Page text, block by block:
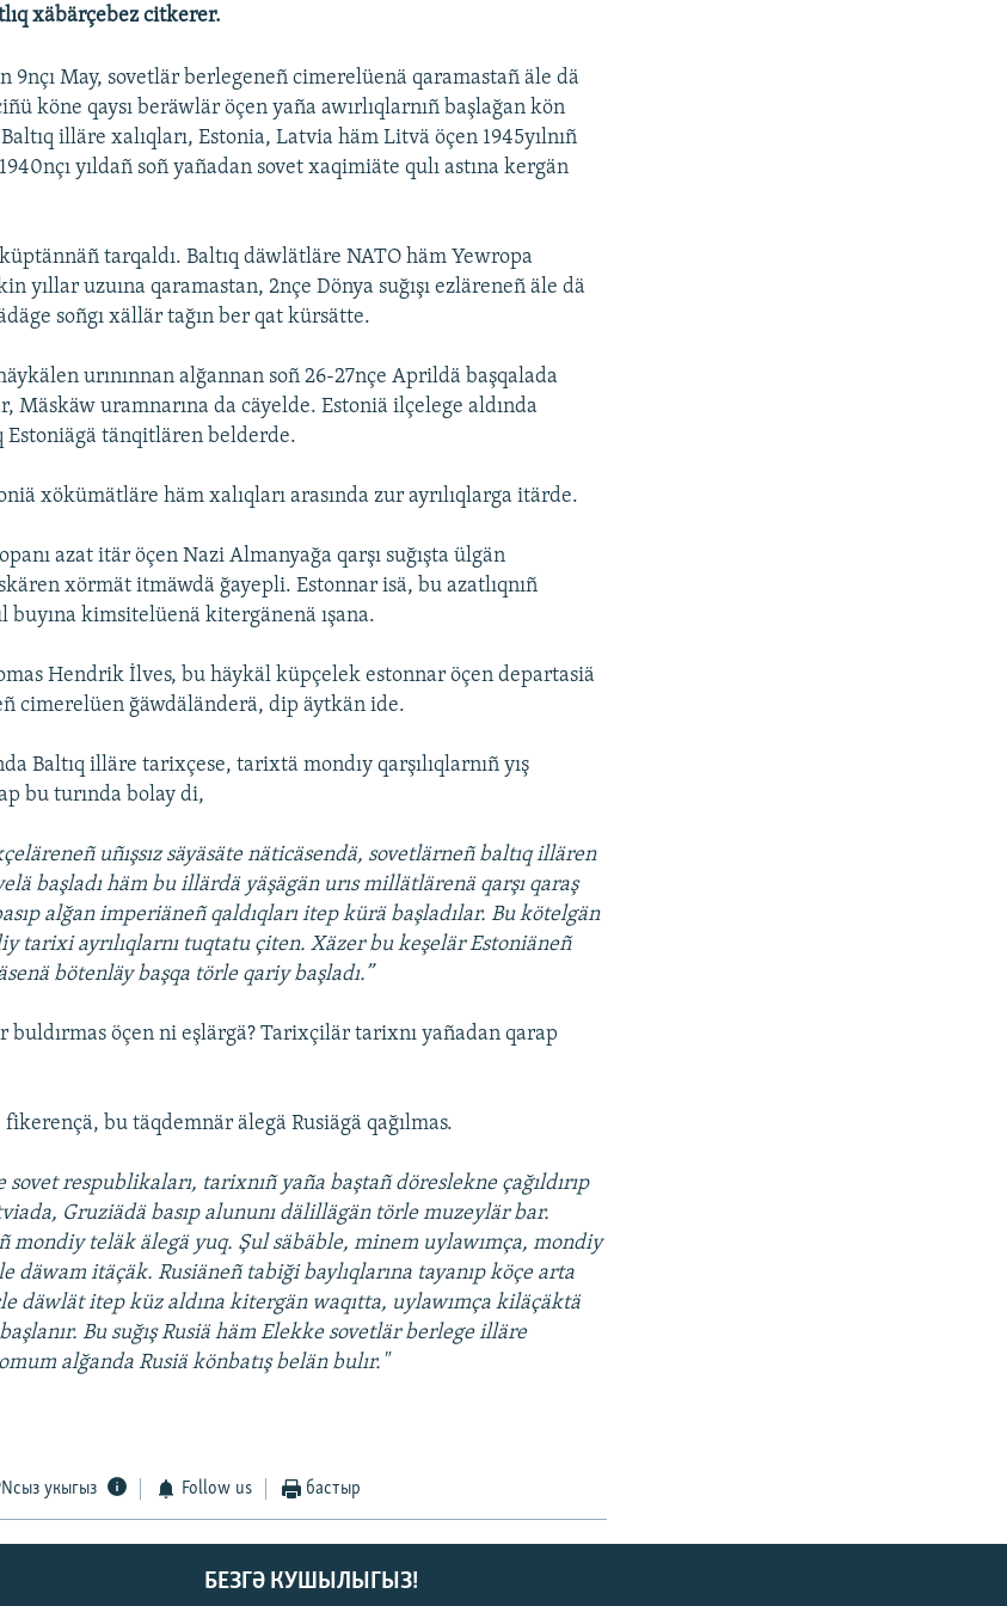
xäbärçebez citkerer.
9nçı May, sovetlär berlegeneñ cimerelüenä qaramastañ äle dä
köne qaysı beräwlär öçen yaña awırlıqlarnıñ başlağan kön
illäre xalıqları, Estonia, Latvia häm Litvä öçen 1945yılnıñ
yıldañ soñ yañadan sovet xaqimiäte qulı astına kergän
tarqaldı. Baltıq däwlätläre NATO häm Yewropa
yıllar uzuına qaramastan, 2nçe Dönya suğışı ezläreneñ äle dä
soñgı xällär tağın ber qat kürsätte.
urınınnan alğannan soñ 26-27nçe Aprildä başqalada
Mäskäw uramnarına da cäyelde. Estoniä ilçelege aldında
Estoniägä tänqitlären belderde.
xökümätläre häm xalıqları arasında zur ayrılıqlarga itärde.
azat itär öçen Nazi Almanyağa qarşı suğışta ülgän
xörmät itmäwdä ğayepli. Estonnar isä, bu azatlıqnıñ
buyına kimsitelüenä kitergänenä ışana.
Hendrik İlves, bu häykäl küpçelek estonnar öçen departasiä
cimerelüen ğäwdäländerä, dip äytkän ide.
Baltıq illäre tarixçese, tarixtä mondıy qarşılıqlarnıñ yış
bu turında bolay di,
uñışsız säyäsäte näticäsendä, sovetlärneñ baltıq illären
başladı häm bu illärdä yäşägän urıs millätlärenä qarşı qaraş
alğan imperiäneñ qaldıqları itep kürä başladılar. Bu kötelgän
tarixi ayrılıqlarnı tuqtatu çiten. Xäzer bu keşelär Estoniäneñ
bötenläy başqa törle qariy başladı.”
buldırmas öçen ni eşlärgä? Tarixçilär tarixnı yañadan qarap
bu täqdemnär älegä Rusiägä qağılmas.
sovet respublikaları, tarixnıñ yaña baştañ döreslekne çağıldırıp
Gruziädä basıp alununı dälillägän törle muzeylär bar.
mondiy teläk älegä yuq. Şul säbäble, minem uylawımça, mondiy
däwam itäçäk. Rusiäneñ tabiği baylıqlarına tayanıp köçe arta
däwlät itep küz aldına kitergän waqıtta, uylawımça kiläçäktä
başlanır. Bu suğış Rusiä häm Elekke sovetlär berlege illäre
alğanda Rusiä könbatış belän bulır."
укыгыз Follow us бастыр
БЕЗГӘ КУШЫЛЫГЫЗ!